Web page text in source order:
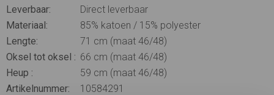
Leverbaar:
Direct leverbaar
Materiaal:
85% katoen / 15% polyester
Lengte:
71 cm (maat 46/48)
Oksel tot oksel : 66 cm (maat 46/48)
Heup :
59 cm (maat 46/48)
Artikelnummer:
10584291